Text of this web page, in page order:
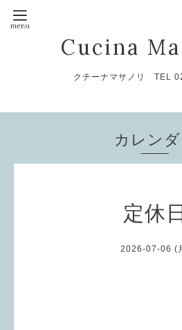
Cucina
クチーナマサノリ TEL
カレン
定休
2026-07-06 (